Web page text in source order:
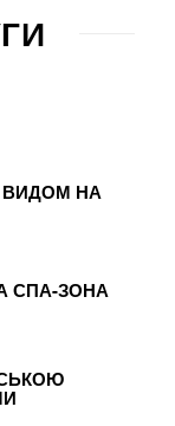
ВИДОМ НА
СПА-ЗОНА